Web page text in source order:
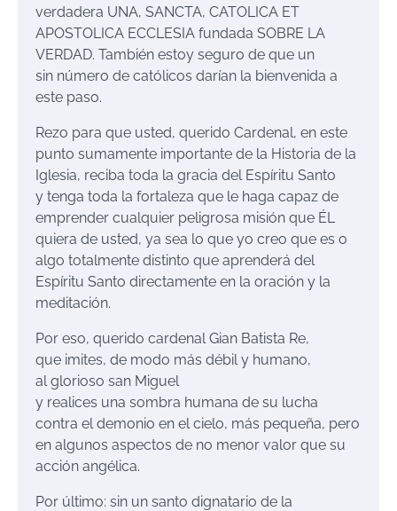
verdadera UNA, SANCTA, CATOLICA ET
APOSTOLICA ECCLESIA fundada SOBRE LA
VERDAD. También estoy seguro de que un
sin número de católicos darían la bienvenida a
este paso.
Rezo para que usted, querido Cardenal, en este
punto sumamente importante de la Historia de la
Iglesia, reciba toda la gracia del Espíritu Santo
y tenga toda la fortaleza que le haga capaz de
emprender cualquier peligrosa misión que ÉL
quiera de usted, ya sea lo que yo creo que es o
algo totalmente distinto que aprenderá del
Espíritu Santo directamente en la oración y la
meditación.
Por eso, querido cardenal Gian Batista Re,
que imites, de modo más débil y humano,
al glorioso san Miguel
y realices una sombra humana de su lucha
contra el demonio en el cielo, más pequeña, pero
en algunos aspectos de no menor valor que su
acción angélica.
Por último: sin un santo dignatario de la